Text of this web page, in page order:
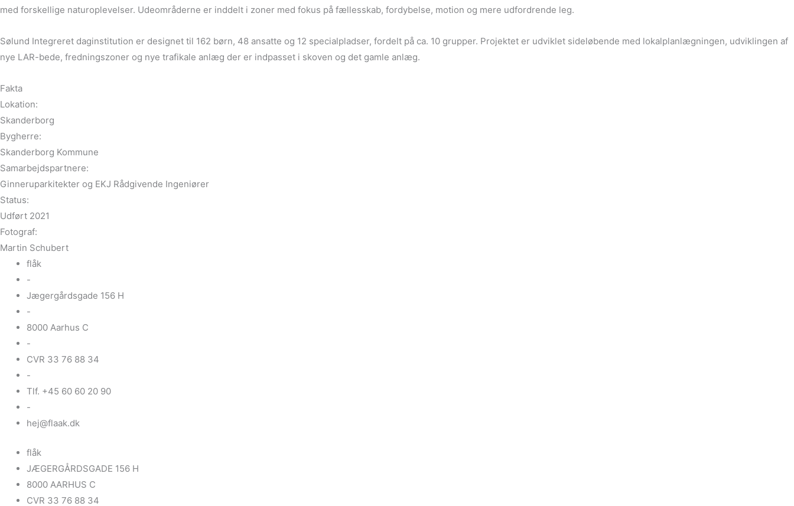
med forskellige naturoplevelser. Udeområderne er inddelt i zoner med fokus på fællesskab, fordybelse, motion og mere udfordrende leg.
Sølund Integreret daginstitution er designet til 162 børn, 48 ansatte og 12 specialpladser, fordelt på ca. 10 grupper. Projektet er udviklet sideløbende med lokalplanlægningen, udviklingen af
nye LAR-bede, fredningszoner og nye trafikale anlæg der er indpasset i skoven og det gamle anlæg.
Fakta
Lokation:
Skanderborg
Bygherre:
Skanderborg Kommune
Samarbejdspartnere:
Ginneruparkitekter og EKJ Rådgivende Ingeniører
Status:
Udført 2021
Fotograf:
Martin Schubert
flåk
-
Jægergårdsgade 156 H
-
8000 Aarhus C
-
CVR 33 76 88 34
-
Tlf. +45 60 60 20 90
-
hej@flaak.dk
flåk
JÆGERGÅRDSGADE 156 H
8000 AARHUS C
CVR 33 76 88 34